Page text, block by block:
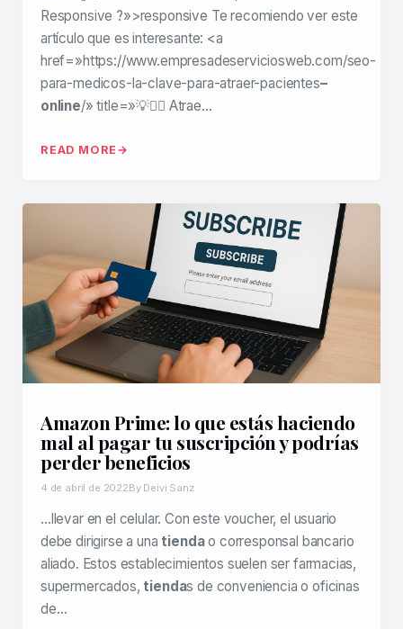
Responsive ?»>responsive Te recomiendo ver este
artículo que es interesante: <a
href=»https://www.empresadeserviciosweb.com/seo-
para-medicos-la-clave-para-atraer-pacientes–
online/» title=»💡🧑‍⚕️ Atrae…
READ MORE
Amazon Prime: lo que estás haciendo
mal al pagar tu suscripción y podrías
perder beneficios
4 de abril de 2022By Deivi Sanz
…llevar en el celular. Con este voucher, el usuario
debe dirigirse a una tiendao corresponsal bancario
aliado. Estos establecimientos suelen ser farmacias,
supermercados, tiendas de conveniencia o oficinas
de…